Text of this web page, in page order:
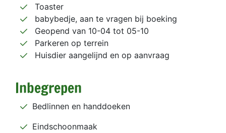
Toaster
babybedje, aan te vragen bij boeking
Geopend van 10-04 tot 05-10
Parkeren op terrein
Huisdier aangelijnd en op aanvraag
Inbegrepen
Bedlinnen en handdoeken
Eindschoonmaak